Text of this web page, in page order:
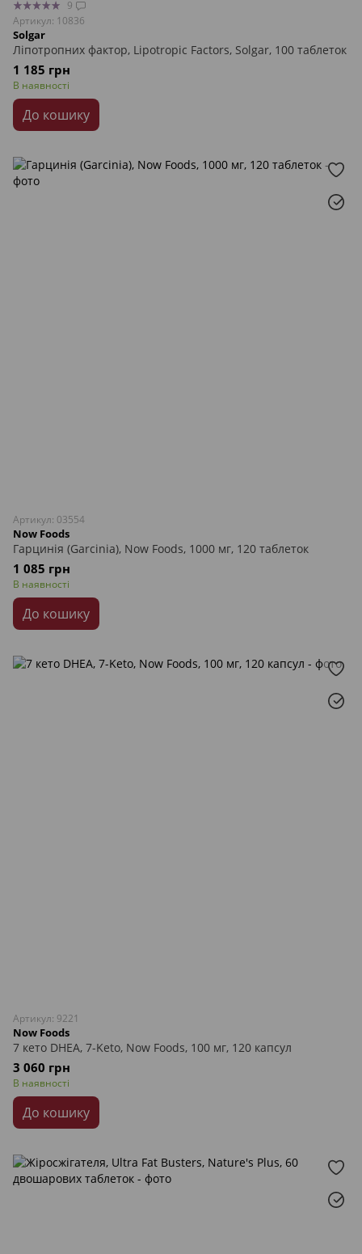
9
Артикул: 10836
Solgar
Ліпотропних фактор, Lipotropic Factors, Solgar, 100 таблеток
1 185 грн
В наявності
До кошику
Артикул: 03554
Now Foods
Гарцинія (Garcinia), Now Foods, 1000 мг, 120 таблеток
1 085 грн
В наявності
До кошику
Артикул: 9221
Now Foods
7 кето DHEA, 7-Keto, Now Foods, 100 мг, 120 капсул
3 060 грн
В наявності
До кошику